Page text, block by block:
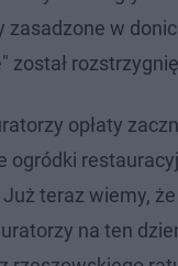
zasadzone w
został
opłaty
ogródki
Już teraz wiemy,
na ten